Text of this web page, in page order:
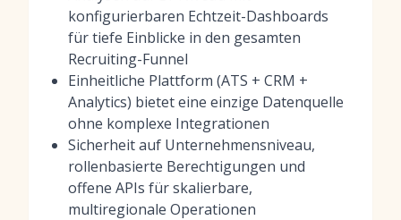
konfigurierbaren Echtzeit-Dashboards
für tiefe Einblicke in den gesamten
Recruiting-Funnel
Einheitliche Plattform (ATS + CRM +
Analytics) bietet eine einzige Datenquelle
ohne komplexe Integrationen
Sicherheit auf Unternehmensniveau,
rollenbasierte Berechtigungen und
offene APIs für skalierbare,
multiregionale Operationen